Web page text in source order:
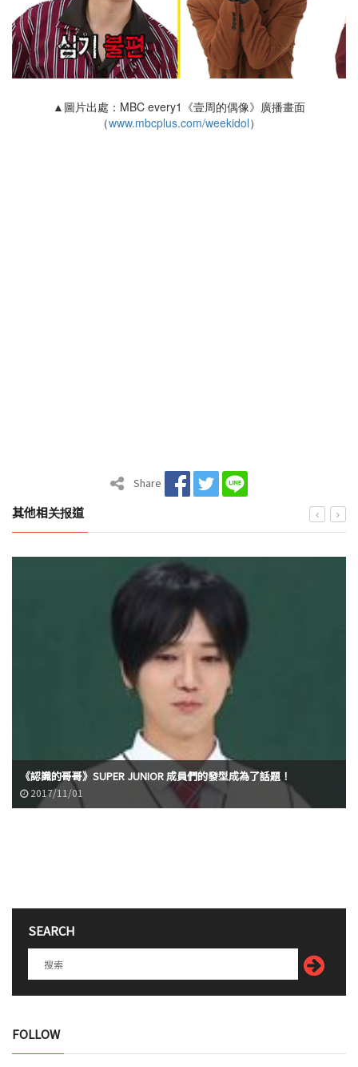
▲圖片出處：MBC every1《壹周的偶像》廣播畫面
（www.mbcplus.com/weekidol）
Share
其他相关报道
《認識的哥哥》SUPER JUNIOR 成員們的發型成為了話題！
2017/11/01
SEARCH
FOLLOW